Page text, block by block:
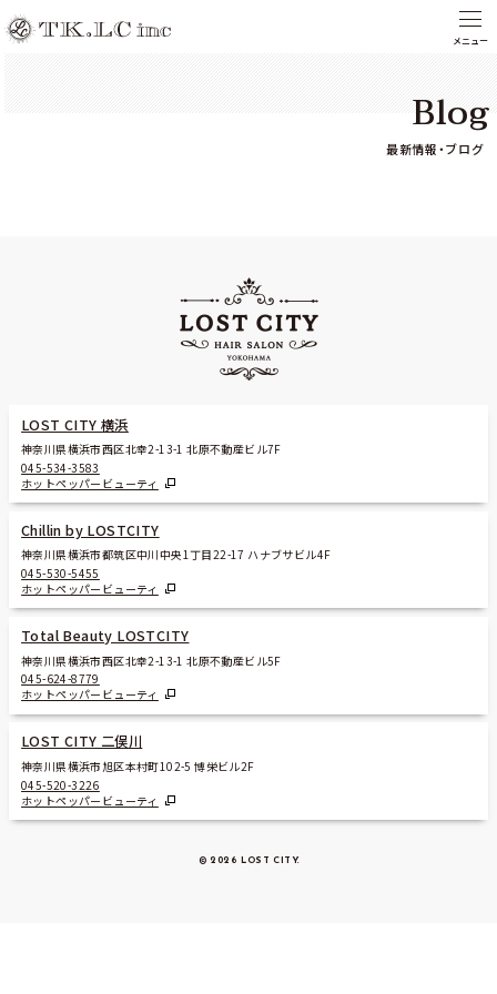
Blog
最新情報・ブログ
LOST CITY 横浜
神奈川県横浜市西区北幸2-13-1 北原不動産ビル7F
045-534-3583
ホットペッパービューティ
Chillin by LOSTCITY
神奈川県横浜市都筑区中川中央1丁目22-17 ハナブサビル4F
045-530-5455
ホットペッパービューティ
Total Beauty LOSTCITY
神奈川県横浜市西区北幸2-13-1 北原不動産ビル5F
045-624-8779
ホットペッパービューティ
LOST CITY 二俣川
神奈川県横浜市旭区本村町102-5 博栄ビル2F
045-520-3226
ホットペッパービューティ
© 2026 LOST CITY.